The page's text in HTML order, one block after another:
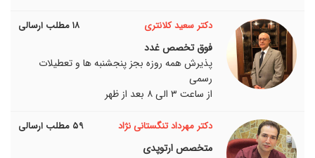
دکتر سعید کلانتری ۱۸ مطلب ارسالی
فوق تخصص غدد
پذیرش همه روزه بجز پنجشنبه ها و تعطیلات
رسمی
از ساعت ۳ الی ۸ بعد از ظهر
دکتر مهرداد تنگستانی نژاد ۵۹ مطلب ارسالی
متخصص ارتوپدی